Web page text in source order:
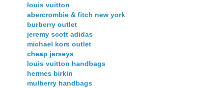
louis vuitton
abercrombie & fitch new york
burberry outlet
jeremy scott adidas
michael kors outlet
cheap jerseys
louis vuitton handbags
hermes birkin
mulberry handbags